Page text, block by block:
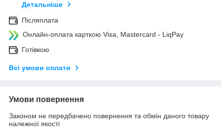
Детальніше
Післяплата
Онлайн-оплата карткою Visa, Mastercard - LiqPay
Готівкою
Всі умови оплати
Умови повернення
Законом не передбачено повернення та обмін даного товару
належної якості